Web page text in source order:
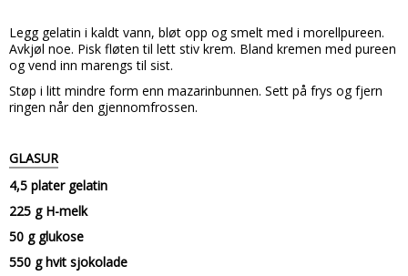
Legg gelatin i kaldt vann, bløt opp og smelt med i morellpureen.
Avkjøl noe. Pisk fløten til lett stiv krem. Bland kremen med pureen
og vend inn marengs til sist.
Støp i litt mindre form enn mazarinbunnen. Sett på frys og fjern
ringen når den gjennomfrossen.
GLASUR
4,5 plater gelatin
225 g H-melk
50 g glukose
550 g hvit sjokolade